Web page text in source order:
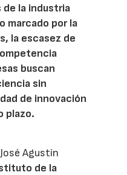
de la industria
marcado por la
la escasez de
buscan
sin
de innovación
plazo.
Agustín
de la